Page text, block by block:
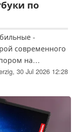
по
-
современного
на
и
30 Jul 2026 12:28